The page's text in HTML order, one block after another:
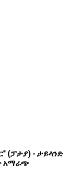
(ፓታያ) - ታይላንድ
አማራጭ